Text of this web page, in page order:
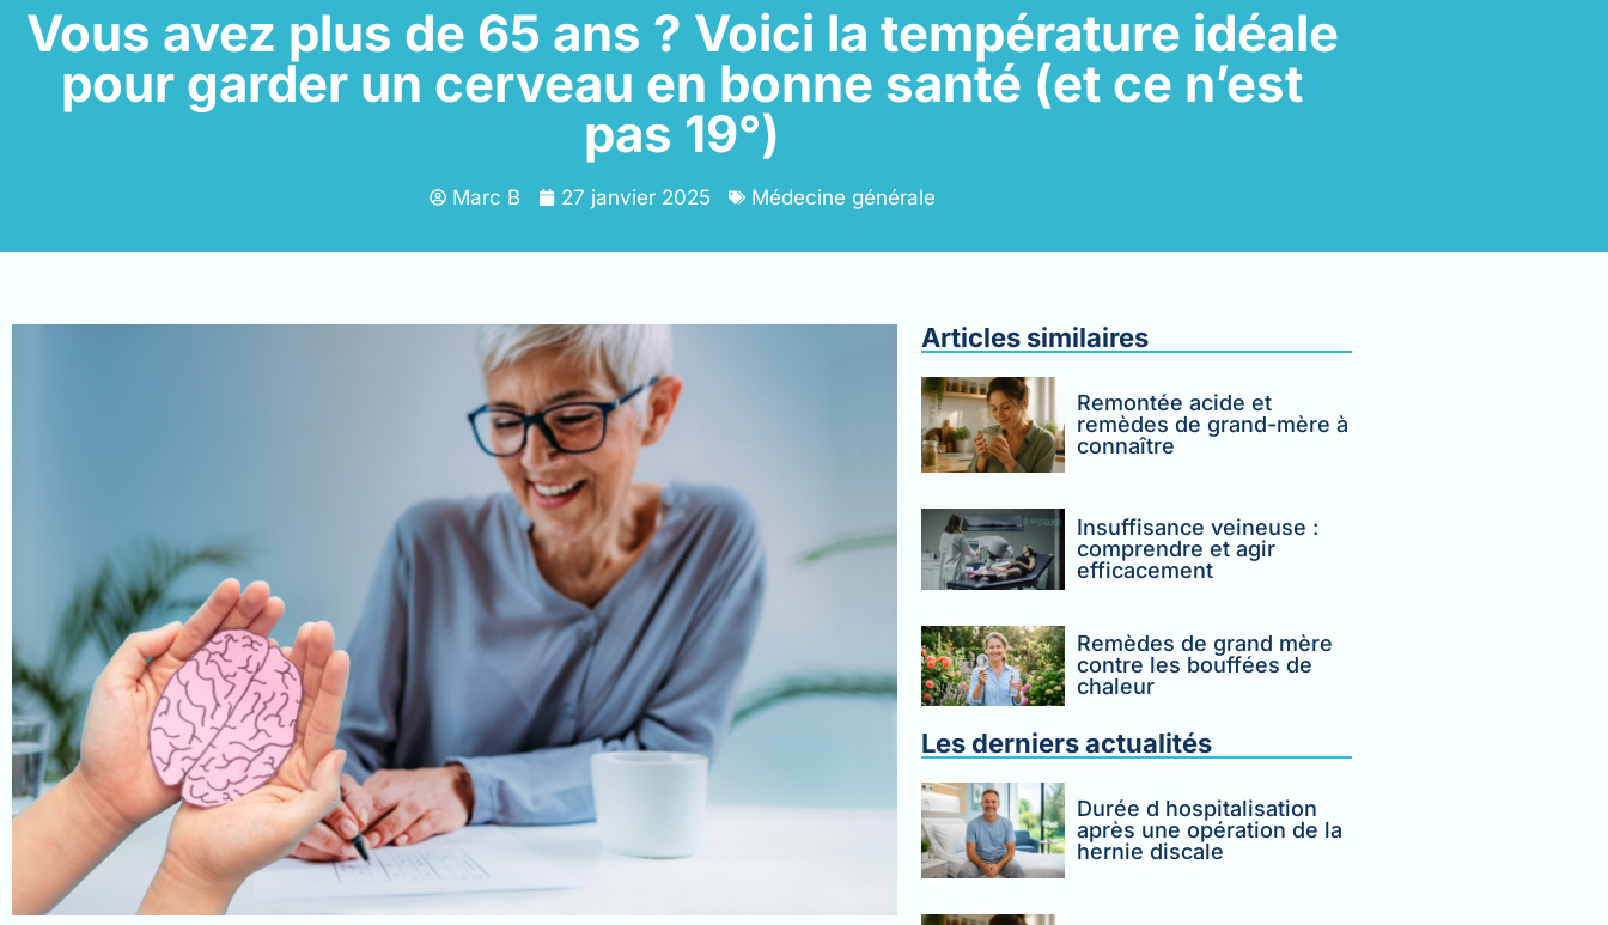
Vous avez plus de 65 ans ? Voici la température idéale
pour garder un cerveau en bonne santé (et ce n’est
pas 19°)
Marc B 27 janvier 2025 Médecine générale
Articles similaires
Remontée acide et
remèdes de grand-mère à
connaître
Insuffisance veineuse :
comprendre et agir
efficacement
Remèdes de grand mère
contre les bouffées de
chaleur
Les derniers actualités
Durée d hospitalisation
après une opération de la
hernie discale